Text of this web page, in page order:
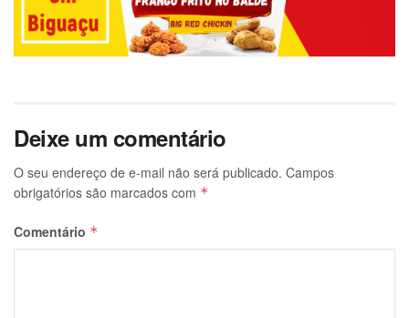
Deixe um comentário
O seu endereço de e-mail não será publicado. Campos
obrigatórios são marcados com *
Comentário *